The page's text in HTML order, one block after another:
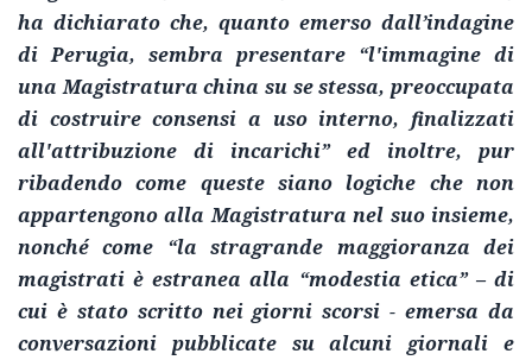
ha dichiarato che, quanto emerso dall’indagine
di Perugia, sembra presentare “l'immagine di
una Magistratura china su se stessa, preoccupata
di costruire consensi a uso interno, finalizzati
all'attribuzione di incarichi” ed inoltre, pur
ribadendo come queste siano logiche che non
appartengono alla Magistratura nel suo insieme,
nonché come “la stragrande maggioranza dei
magistrati è estranea alla “modestia etica” – di
cui è stato scritto nei giorni scorsi - emersa da
conversazioni pubblicate su alcuni giornali e